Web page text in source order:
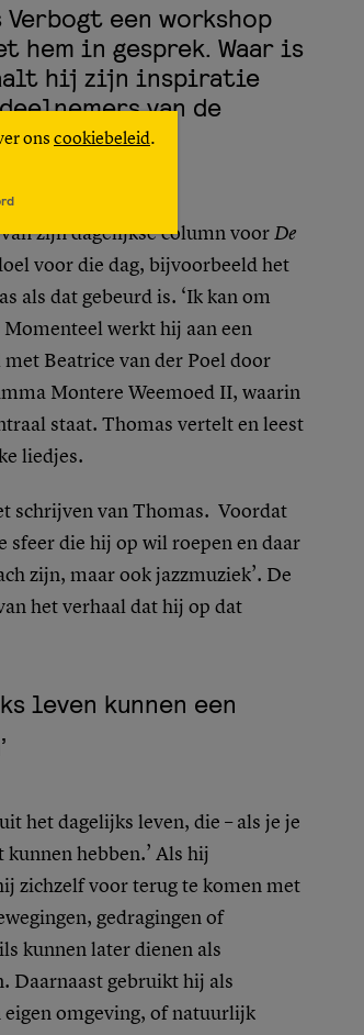
ons cookiebeleid.
een workshop
hem in gesprek. Waar is
hij zijn inspiratie
van de
zijn dagelijkse column voor De
voor die dag, bijvoorbeeld het
als dat gebeurd is. ‘Ik kan om
werkt hij aan een
Beatrice van der Poel door
Montere Weemoed II, waarin
staat. Thomas vertelt en leest
liedjes.
schrijven van Thomas. Voordat
sfeer die hij op wil roepen en daar
zijn, maar ook jazzmuziek’. De
het verhaal dat hij op dat
leven kunnen een
het dagelijks leven, die – als je je
kunnen hebben.’ Als hij
zichzelf voor terug te komen met
gedragingen of
kunnen later dienen als
Daarnaast gebruikt hij als
omgeving, of natuurlijk